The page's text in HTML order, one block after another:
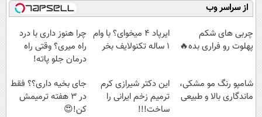
فناوری اروپا،
سبک و مقاوم |
پرداخت قسطی
کن
(◀پرسش‌نامه)
کنید!
◗پرسش‌نامه◖
از سراسر وب
چربی های شکم
پهلوت رو فراری بده🔥
ایرپاد 4 میخوای؟ با وام
1 ساله تکنولایف بخر
چرا هنوز داری با درد
راه میری؟ وقتی راه
درمان جلو پاته!
شامپو رنگ مو مشکی،
ماندگاری بالا و طبیعی
این دکتر شیرازی کرم
ترمیم زخم ایرانی را
ساخت!!!
جای بخیه داری؟؟ فقط
در 3 هفته ترمیمش
کن!😍